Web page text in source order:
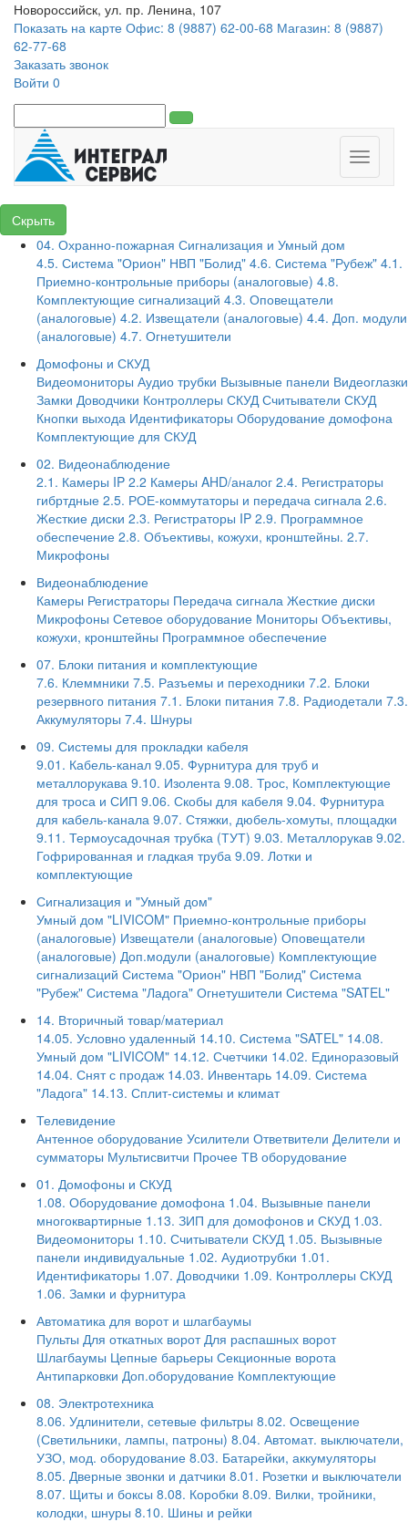
Новороссийск, ул. пр. Ленина, 107
Показать на карте Офис: 8 (9887) 62-00-68 Магазин: 8 (9887)
62-77-68
Заказать звонок
Войти 0
Toggle
Скрыть
04. Охранно-пожарная Сигнализация и Умный дом
4.5. Система "Орион" НВП "Болид" 4.6. Система "Рубеж" 4.1.
Приемно-контрольные приборы (аналоговые) 4.8.
Комплектующие сигнализаций 4.3. Оповещатели
(аналоговые) 4.2. Извещатели (аналоговые) 4.4. Доп. модули
(аналоговые) 4.7. Огнетушители
Домофоны и СКУД
Видеомониторы Аудио трубки Вызывные панели Видеоглазки
Замки Доводчики Контроллеры СКУД Считыватели СКУД
Кнопки выхода Идентификаторы Оборудование домофона
Комплектующие для СКУД
02. Видеонаблюдение
2.1. Камеры IP 2.2 Камеры AHD/аналог 2.4. Регистраторы
гибртдные 2.5. РОЕ-коммутаторы и передача сигнала 2.6.
Жесткие диски 2.3. Регистраторы IP 2.9. Программное
обеспечение 2.8. Объективы, кожухи, кронштейны. 2.7.
Микрофоны
Видеонаблюдение
Камеры Регистраторы Передача сигнала Жесткие диски
Микрофоны Сетевое оборудование Мониторы Объективы,
кожухи, кронштейны Программное обеспечение
07. Блоки питания и комплектующие
7.6. Клеммники 7.5. Разъемы и переходники 7.2. Блоки
резервного питания 7.1. Блоки питания 7.8. Радиодетали 7.3.
Аккумуляторы 7.4. Шнуры
09. Системы для прокладки кабеля
9.01. Кабель-канал 9.05. Фурнитура для труб и
металлорукава 9.10. Изолента 9.08. Трос, Комплектующие
для троса и СИП 9.06. Скобы для кабеля 9.04. Фурнитура
для кабель-канала 9.07. Стяжки, дюбель-хомуты, площадки
9.11. Термоусадочная трубка (ТУТ) 9.03. Металлорукав 9.02.
Гофрированная и гладкая труба 9.09. Лотки и
комплектующие
Сигнализация и "Умный дом"
Умный дом "LIVICOM" Приемно-контрольные приборы
(аналоговые) Извещатели (аналоговые) Оповещатели
(аналоговые) Доп.модули (аналоговые) Комплектующие
сигнализаций Система "Орион" НВП "Болид" Система
"Рубеж" Система "Ладога" Огнетушители Система "SATEL"
14. Вторичный товар/материал
14.05. Условно удаленный 14.10. Система "SATEL" 14.08.
Умный дом "LIVICOM" 14.12. Счетчики 14.02. Единоразовый
14.04. Снят с продаж 14.03. Инвентарь 14.09. Система
"Ладога" 14.13. Сплит-системы и климат
Телевидение
Антенное оборудование Усилители Ответвители Делители и
сумматоры Мультисвитчи Прочее ТВ оборудование
01. Домофоны и СКУД
1.08. Оборудование домофона 1.04. Вызывные панели
многоквартирные 1.13. ЗИП для домофонов и СКУД 1.03.
Видеомониторы 1.10. Считыватели СКУД 1.05. Вызывные
панели индивидуальные 1.02. Аудиотрубки 1.01.
Идентификаторы 1.07. Доводчики 1.09. Контроллеры СКУД
1.06. Замки и фурнитура
Автоматика для ворот и шлагбаумы
Пульты Для откатных ворот Для распашных ворот
Шлагбаумы Цепные барьеры Секционные ворота
Антипарковки Доп.оборудование Комплектующие
08. Электротехника
8.06. Удлинители, сетевые фильтры 8.02. Освещение
(Светильники, лампы, патроны) 8.04. Автомат. выключатели,
УЗО, мод. оборудование 8.03. Батарейки, аккумуляторы
8.05. Дверные звонки и датчики 8.01. Розетки и выключатели
8.07. Щиты и боксы 8.08. Коробки 8.09. Вилки, тройники,
колодки, шнуры 8.10. Шины и рейки